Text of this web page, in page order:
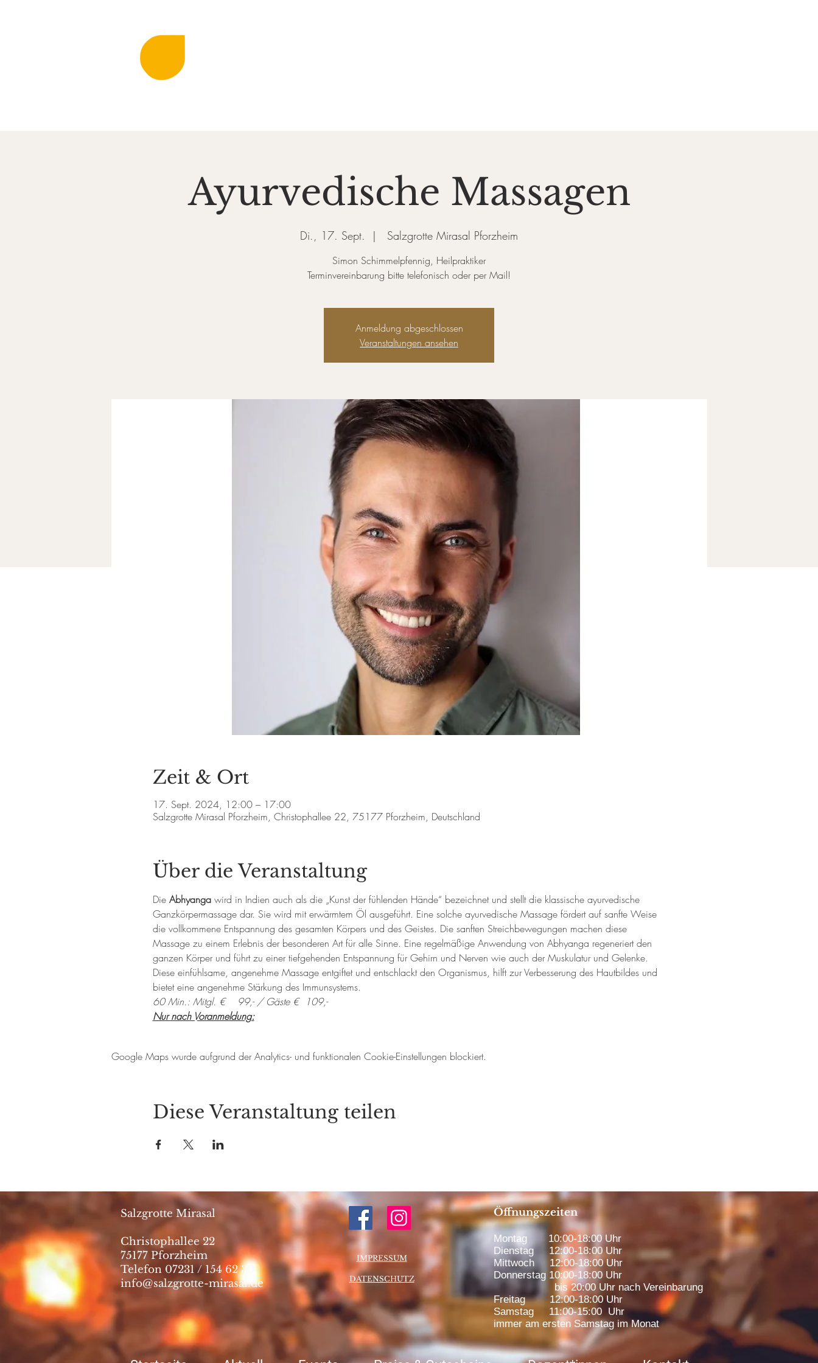
Ayurvedische Massagen
Di., 17. Sept.
  |
Salzgrotte Mirasal Pforzheim
Simon Schimmelpfennig, Heilpraktiker
Terminvereinbarung bitte telefonisch oder per Mail!
Anmeldung abgeschlossen
Veranstaltungen ansehen
Zeit & Ort
17. Sept. 2024, 12:00 – 17:00
Salzgrotte Mirasal Pforzheim, Christophallee 22, 75177 Pforzheim, Deutschland
Über die Veranstaltung
Die Abhyanga wird in Indien auch als die „Kunst der fühlenden Hände“ bezeichnet und stellt die klassische ayurvedische
Ganzkörpermassage dar. Sie wird mit erwärmtem Öl ausgeführt. Eine solche ayurvedische Massage fördert auf sanfte Weise
die vollkommene Entspannung des gesamten Körpers und des Geistes. Die sanften Streichbewegungen machen diese
Massage zu einem Erlebnis der besonderen Art für alle Sinne. Eine regelmäßige Anwendung von Abhyanga regeneriert den
ganzen Körper und führt zu einer tiefgehenden Entspannung für Gehirn und Nerven wie auch der Muskulatur und Gelenke.
Diese einfühlsame, angenehme Massage entgiftet und entschlackt den Organismus, hilft zur Verbesserung des Hautbildes und
bietet eine angenehme Stärkung des Immunsystems.
60 Min.: Mitgl. €    99,- / Gäste €  109,-
Nur nach Voranmeldung:
Google Maps wurde aufgrund der Analytics- und funktionalen Cookie-Einstellungen blockiert.
Diese Veranstaltung teilen
Salzgrotte Mirasal
Christophallee 22
75177 Pforzheim
Telefon 07231 / 154 62 30
info@salzgrotte-mirasal.de
IMPRESSUM
DATENSCHUTZ
Öffnungszeiten
Montag 10:00-18:00 Uhr
Dienstag 12:00-18:00 Uhr
Mittwoch 12:00-18:00 Uhr
Donnerstag 10:00-18:00 Uhr
bis 20:00 Uhr nach Vereinbarung
Freitag 12:00-18:00 Uhr
Samstag 11:00-15:00 Uhr
immer am ersten Samstag im Monat